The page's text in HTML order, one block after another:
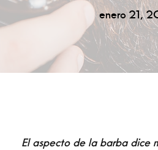
enero 21,
El aspecto de la barba dice